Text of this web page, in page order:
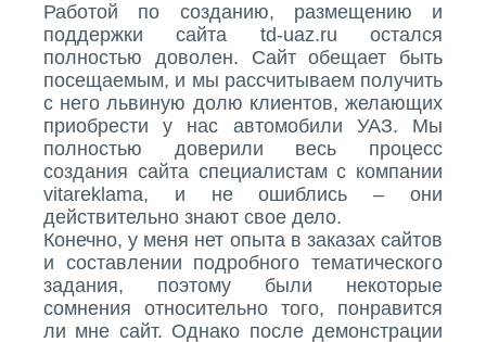
Работой по созданию, размещению и
поддержки сайта td-uaz.ru остался
полностью доволен. Сайт обещает быть
посещаемым, и мы рассчитываем получить
с него львиную долю клиентов, желающих
приобрести у нас автомобили УАЗ. Мы
полностью доверили весь процесс
создания сайта специалистам с компании
vitareklama, и не ошиблись – они
действительно знают свое дело.
Конечно, у меня нет опыта в заказах сайтов
и составлении подробного тематического
задания, поэтому были некоторые
сомнения относительно того, понравится
ли мне сайт. Однако после демонстрации